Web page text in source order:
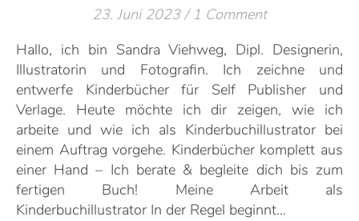
23. Juni 2023 / 1 Comment
Hallo, ich bin Sandra Viehweg, Dipl. Designerin,
Illustratorin und Fotografin. Ich zeichne und
entwerfe Kinderbücher für Self Publisher und
Verlage. Heute möchte ich dir zeigen, wie ich
arbeite und wie ich als Kinderbuchillustrator bei
einem Auftrag vorgehe. Kinderbücher komplett aus
einer Hand – Ich berate & begleite dich bis zum
fertigen Buch! Meine Arbeit als
Kinderbuchillustrator In der Regel beginnt…